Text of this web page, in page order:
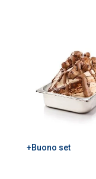
+Buono set